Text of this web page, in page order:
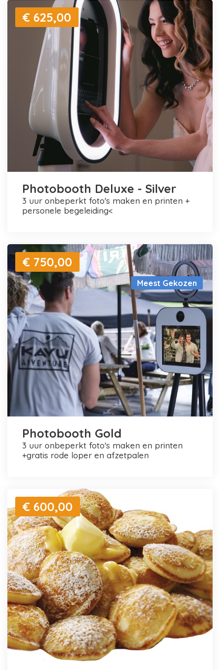
€ 625,00
Photobooth Deluxe - Silver
3 uur onbeperkt foto's maken en printen +
personele begeleiding<
Meest Gekozen
€ 750,00
Photobooth Gold
3 uur onbeperkt foto's maken en printen
+gratis rode loper en afzetpalen
€ 600,00